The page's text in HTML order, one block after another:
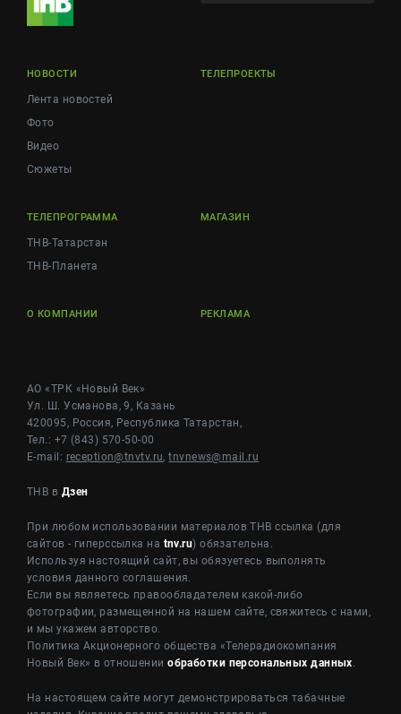
НОВОСТИ
Лента новостей
Фото
Видео
Сюжеты
ТЕЛЕПРОЕКТЫ
ТЕЛЕПРОГРАММА
ТНВ-Татарстан
ТНВ-Планета
МАГАЗИН
О КОМПАНИИ РЕКЛАМА
АО «ТРК «Новый Век»
Ул. Ш. Усманова, 9, Казань
420095, Россия, Республика Татарстан,
Тел.: +7 (843) 570-50-00
E-mail: reception@tnvtv.ru,tnvnews@mail.ru
ТНВ в Дзен
При любом использовании материалов ТНВ ссылка (для
сайтов - гиперссылка на tnv.ru) обязательна.
Используя настоящий сайт, вы обязуетесь выполнять
условия данного соглашения.
Если вы являетесь правообладателем какой-либо
фотографии, размещенной на нашем сайте, свяжитесь с нами,
и мы укажем авторство.
Политика Акционерного общества «Телерадиокомпания
Новый Век» в отношенииобработки персональных данных.
На настоящем сайте могут демонстрироваться табачные